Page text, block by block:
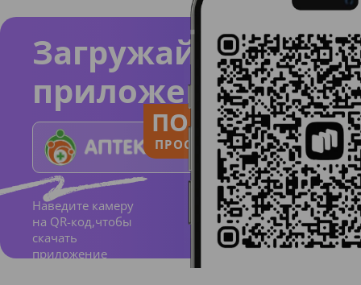
Загружайте
приложение
Наведите камеру
на QR-код,чтобы
скачать
приложение
ПОЛЬЗУЙСЯ
ПРОСТО И ПОНЯТНО